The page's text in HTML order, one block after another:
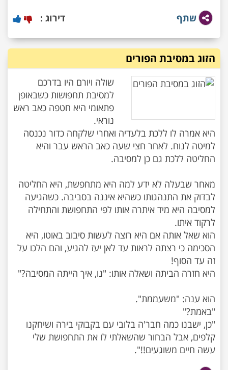
שתף
דירוג :
הזוג במסיבת הפורים
שולה ויורם היו בדרכם
למסיבת תחפושות כשבאופן
פתאומי היא חטפה כאב ראש
היא אמרה לו ללכת בלעדיה ואחרי שלקחה כדור נכנסה
למיטה לנוח. לאחר חצי שעה כאב הראש עבר והיא
מאחר שבעלה לא ידע למה היא מתחפשת, היא החליטה
לבדוק את התנהגותו כשהיא איננה בסביבה. כשהגיעה
למסיבה היא מיד איתרה אותו לפי התחפושת והתחילה
הוא שאל אותה אם היא רוצה לעשות סיבוב באוטו, היא
הסכימה כי רצתה לראות עד לאן יעז להגיע, והם הלכו על
"כן, ישבנו כמה חבר'ה בלובי עם בקבוקי בירה ושיחקנו
קלפים, אבל הבחור שהשאלתי לו את התחפושת שלי
עשה חיים משוגעים!!".